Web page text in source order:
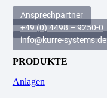
Ansprechpartner
+49 (0) 4498 – 9250-0
info@kurre-systems.de
PRODUKTE
Anlagen